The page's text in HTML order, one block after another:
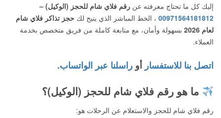
إليك كل ما تحتاج معرفته عن رقم فلاي شام للحجز (الوكيل) –
00971564181812 ، الخط المباشر الذي يتيح لك حجز تذاكر فلاي شام
لعام 2026
بسهولة وأمان، مع متابعة كاملة من فريق متخصص بخدمة
العملاء.
اتصل بنا للاستفسار أو راسلنا عبر الواتساب.
ما هو رقم فلاي شام للحجز (الوكيل)؟
رقم فلاي شام للحجز والاستعلام عن الرحلات هو: